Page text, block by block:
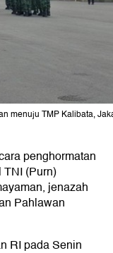
menuju TMP Kalibata,
penghormatan
(Purn)
jenazah
Pahlawan
RI pada Senin